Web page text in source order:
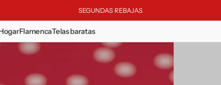
SEGUNDAS REBAJAS
Foam Mikado
BIENESTAR EN CASA
Toallas y albornoces
FlamencaTelas baratas